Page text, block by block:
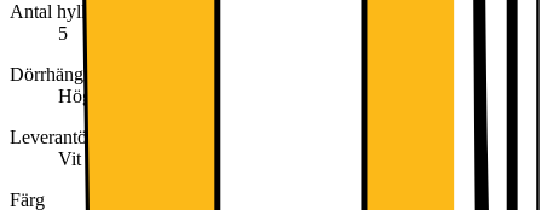
Antal hyllor i kylskåp
5
Dörrhängning
Höger omhängbar
Leverantörens färgnamn
Vit
Färg